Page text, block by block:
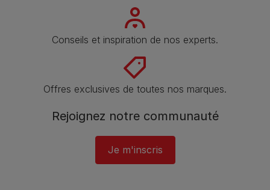
Conseils et inspiration de nos experts.
Offres exclusives de toutes nos marques.
Rejoignez notre communauté
Je m'inscris